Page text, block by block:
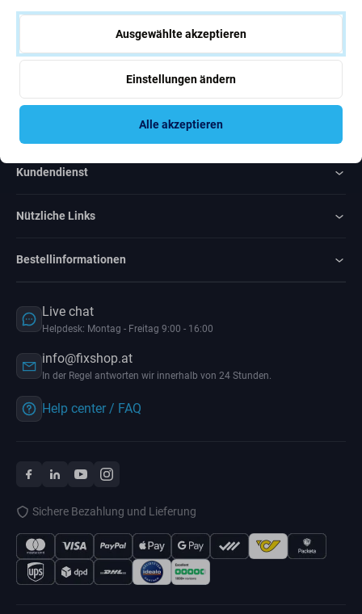
Over1000reviews
Kundendienst
Nützliche Links
Bestellinformationen
Live chat
Helpdesk: Montag - Freitag 9:00 - 16:00
info@fixshop.at
In der Regel antworten wir innerhalb von 24 Stunden.
Help center / FAQ
Sichere Bezahlung und Lieferung
Ausgewählte akzeptieren
Einstellungen ändern
Alle akzeptieren